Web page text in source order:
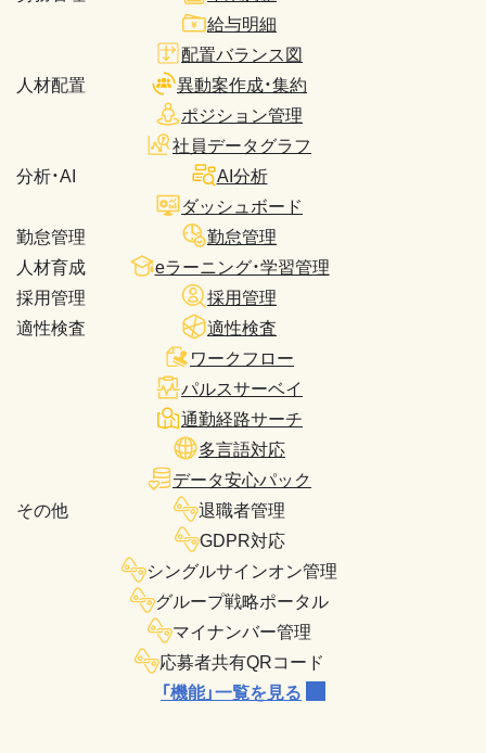
給与明細
人材配置
配置バランス図
異動案作成・集約
ポジション管理
分析・AI
社員データグラフ
AI分析
ダッシュボード
勤怠管理
勤怠管理
人材育成
eラーニング・学習管理
採用管理
採用管理
適性検査
適性検査
その他
ワークフロー
パルスサーベイ
通勤経路サーチ
多言語対応
データ安心パック
退職者管理
GDPR対応
シングルサインオン管理
グループ戦略ポータル
マイナンバー管理
応募者共有QRコード
「機能」一覧を見る